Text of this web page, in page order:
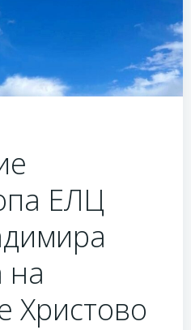
ЕЛЦ
на
Христово